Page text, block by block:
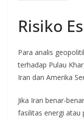
Risiko
Para analis
terhadap Pulau
Iran dan Amerika
Jika Iran benar-
fasilitas energi atau